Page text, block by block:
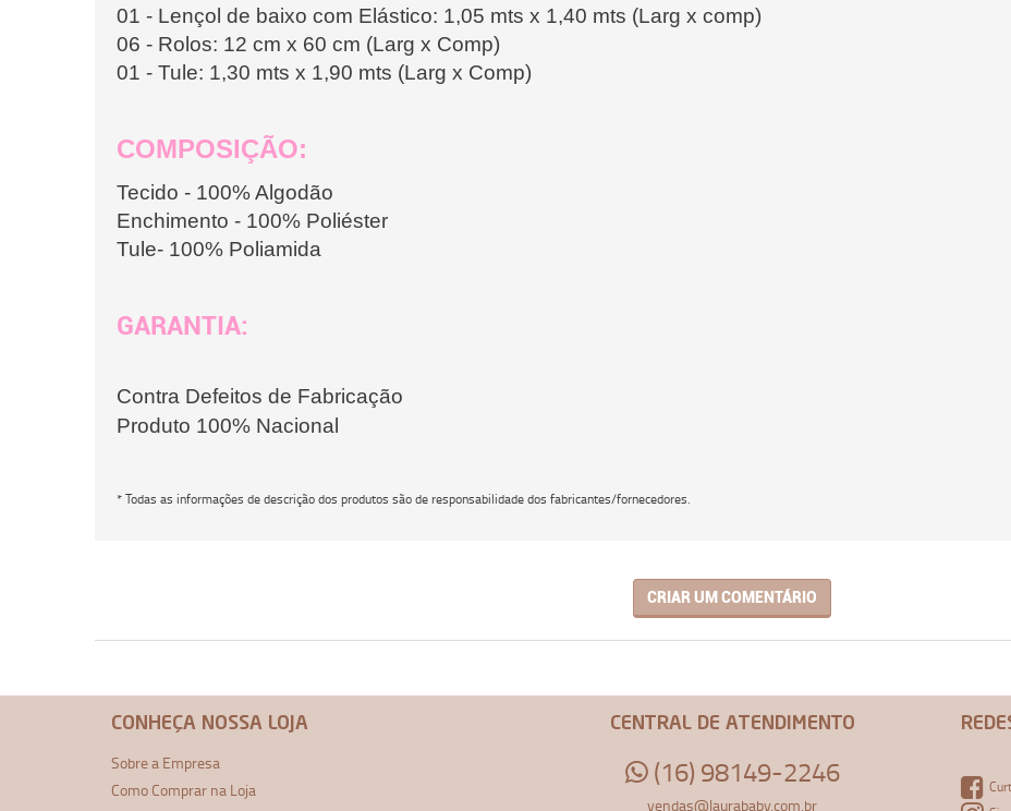
01 - Lençol de baixo com Elástico: 1,05 mts x 1,40 mts (Larg x comp)
06 - Rolos: 12 cm x 60 cm (Larg x Comp)
01 - Tule: 1,30 mts x 1,90 mts (Larg x Comp)
COMPOSIÇÃO:
Tecido - 100% Algodão
Enchimento - 100% Poliéster
Tule- 100% Poliamida
GARANTIA:
Contra Defeitos de Fabricação
Produto 100% Nacional
* Todas as informações de descrição dos produtos são de responsabilidade dos fabricantes/fornecedores.
CRIAR UM COMENTÁRIO
CONHEÇA NOSSA LOJA
Sobre a Empresa
Como Comprar na Loja
CENTRAL DE ATENDIMENTO
(16) 98149-2246
vendas@laurababy.com.br